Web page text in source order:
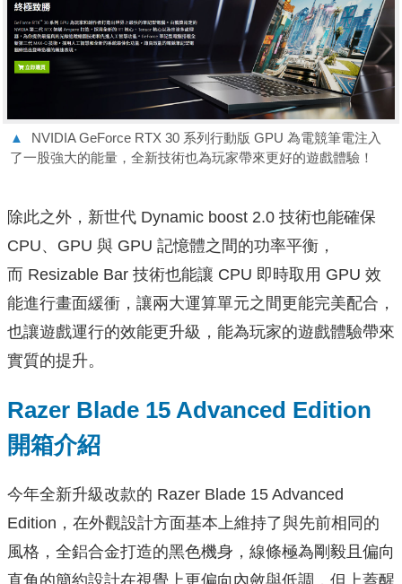
▲
NVIDIA GeForce RTX 30 系列行動版 GPU 為電競筆電注入
了一股強大的能量，全新技術也為玩家帶來更好的遊戲體驗！
除此之外，新世代 Dynamic boost 2.0 技術也能確保
CPU、GPU 與 GPU 記憶體之間的功率平衡，
而 Resizable Bar 技術也能讓 CPU 即時取用 GPU 效
能進行畫面緩衝，讓兩大運算單元之間更能完美配合，
也讓遊戲運行的效能更升級，能為玩家的遊戲體驗帶來
實質的提升。
Razer Blade 15 Advanced Edition
開箱介紹
今年全新升級改款的 Razer Blade 15 Advanced
Edition，在外觀設計方面基本上維持了與先前相同的
風格，全鋁合金打造的黑色機身，線條極為剛毅且偏向